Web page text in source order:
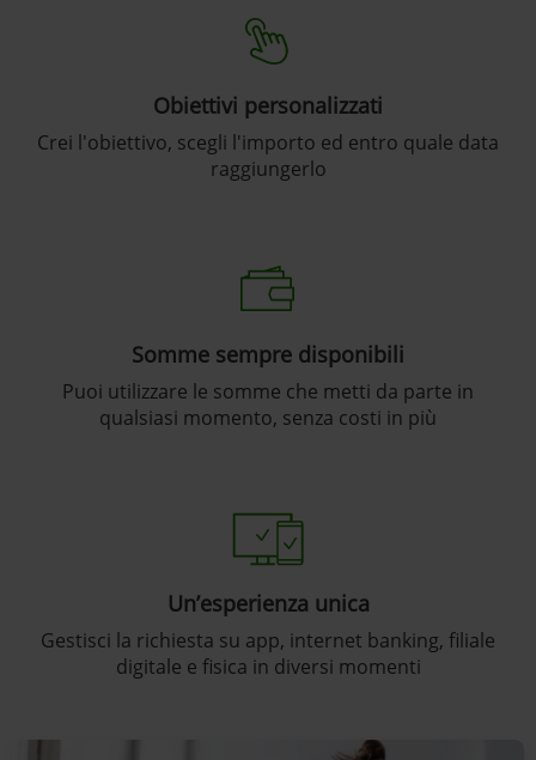
Obiettivi personalizzati
Crei l'obiettivo, scegli l'importo ed entro quale data
raggiungerlo
Somme sempre disponibili
Puoi utilizzare le somme che metti da parte in
qualsiasi momento, senza costi in più
Un’esperienza unica
Gestisci la richiesta su app, internet banking, filiale
digitale e fisica in diversi momenti